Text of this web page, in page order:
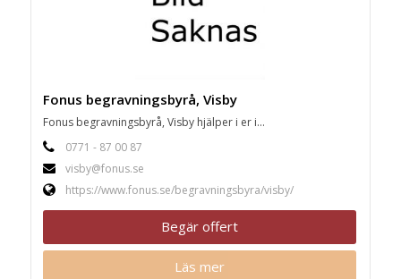
Fonus begravningsbyrå, Visby
Fonus begravningsbyrå, Visby hjälper i er i...
0771 - 87 00 87
visby@fonus.se
https://www.fonus.se/begravningsbyra/visby/
Begär offert
Läs mer